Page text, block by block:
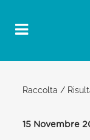
Raccolta /
15 Novembre